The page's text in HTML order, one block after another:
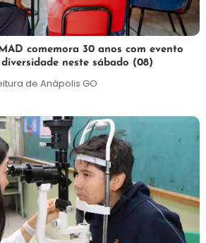
comemora 30 anos com evento
neste sábado (08)
de Anápolis GO